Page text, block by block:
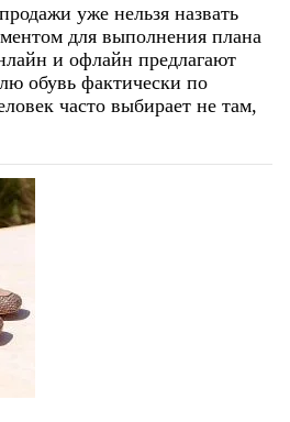
уже нельзя назвать
для выполнения плана
и офлайн предлагают
обувь фактически по
часто выбирает не там,